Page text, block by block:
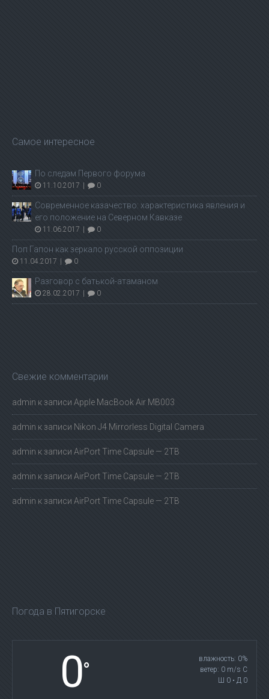
Самое интересное
По следам Первого форума
11.10.2017 0
Современное казачество: характеристика явления и
его положение на Северном Кавказе
11.06.2017 0
Поп Гапон как зеркало русской оппозиции
11.04.2017 0
Разговор с батькой-атаманом
28.02.2017 0
Свежие комментарии
admin к записи Apple MacBook Air MB003
admin к записи Nikon J4 Mirrorless Digital Camera
admin к записи AirPort Time Capsule — 2TB
admin к записи AirPort Time Capsule — 2TB
admin к записи AirPort Time Capsule — 2TB
Погода в Пятигорске
0°
влажность: 0%
ветер: 0 m/s С
Ш 0 • Д 0